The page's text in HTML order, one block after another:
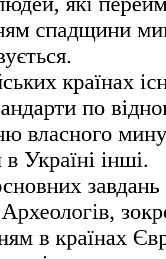
спадщини
країнах
по
власного
Україні інші.
завдань
Археологів,
в країнах